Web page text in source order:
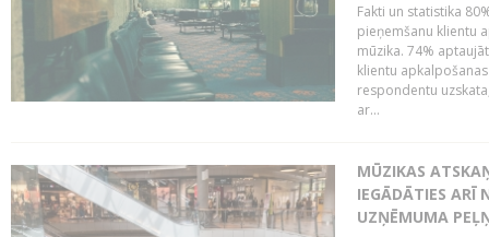
Fakti un statistika
pieņemšanu klientu
mūzika. 74%
klientu
respondentu
ar...
MŪZIKAS
IEGĀDĀTIES ARĪ
UZŅĒMUMA